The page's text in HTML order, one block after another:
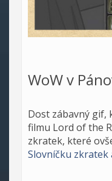
WoW v
Dost zábavný gif,
filmu Lord of the
zkratek, které
Slovníčku zkratek